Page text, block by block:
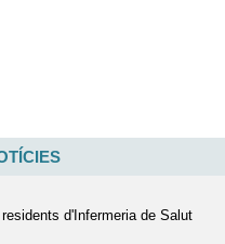
d'Infermeria de Salut